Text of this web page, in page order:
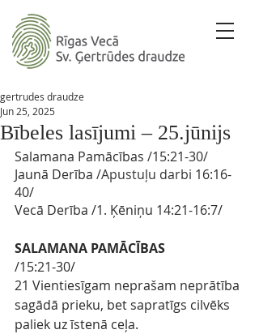
Bībeles lasījumi – 25.jūnijs
gertrudes draudze
Jun 25, 2025
Salamana Pamācības /15:21-30/
Jaunā Derība /Apustuļu darbi 16:16-
40/
Vecā Derība /1. Ķēniņu 14:21-16:7/
SALAMANA PAMĀCĪBAS
/15:21-30/
21 Vientiesīgam neprašam neprātība
sagādā prieku, bet sapratīgs cilvēks
paliek uz īstenā ceļa.